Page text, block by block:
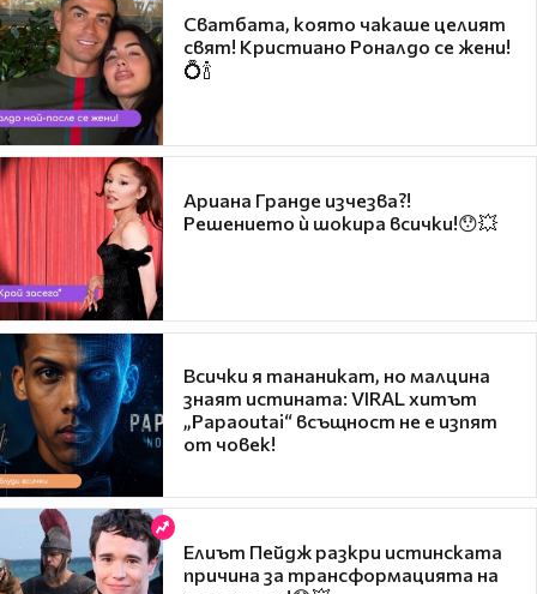
Сватбата, която чакаше целият
свят! Кристиано Роналдо се жени!
💍🍾
Ариана Гранде изчезва?!
Решението ѝ шокира всички!😯💥
Всички я тананикат, но малцина
знаят истината: VIRAL хитът
„Papaoutai“ всъщност не е изпят
от човек!
Елиът Пейдж разкри истинската
причина за трансформацията на